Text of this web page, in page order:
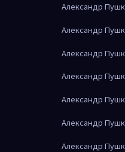
Александр
Александр
Александр
Александр
Александр
Александр
Александр